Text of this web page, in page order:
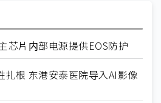
芯片内部电源提供EOS防护
扎根 东港安泰医院导入AI影像